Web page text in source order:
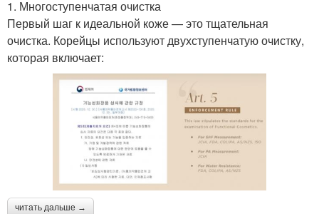
1. Многоступенчатая очистка
Первый шаг к идеальной коже — это тщательная
очистка. Корейцы используют двухступенчатую очистку,
которая включает:
читать дальше →